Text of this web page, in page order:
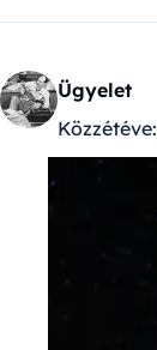
Ügyelet
Közzétéve: